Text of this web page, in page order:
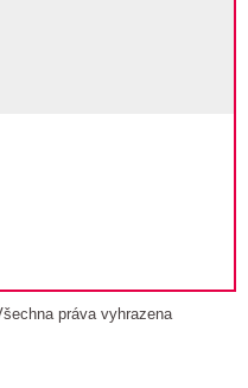
práva vyhrazena